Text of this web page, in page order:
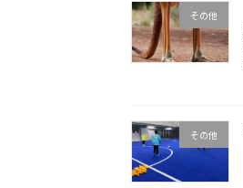
その他
その他